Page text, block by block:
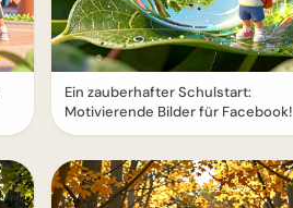
Ein zauberhafter Schulstart:
Motivierende Bilder für Facebook!